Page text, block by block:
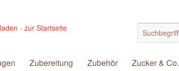
Zubereitung Zubehör Zucker & Co.